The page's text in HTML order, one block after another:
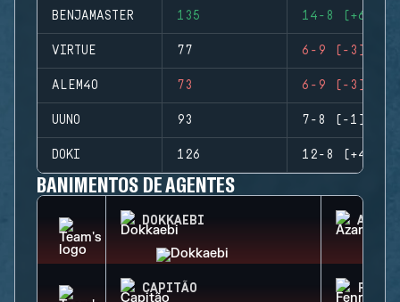
BENJAMASTER 135 14-8 (+6)
VIRTUE 77 6-9 (-3)
ALEM4O 73 6-9 (-3)
UUNO 93 7-8 (-1)
DOKI 126 12-8 (+4)
BANIMENTOS DE AGENTES
DOKKAEBI AZAMI
CAPITÃO